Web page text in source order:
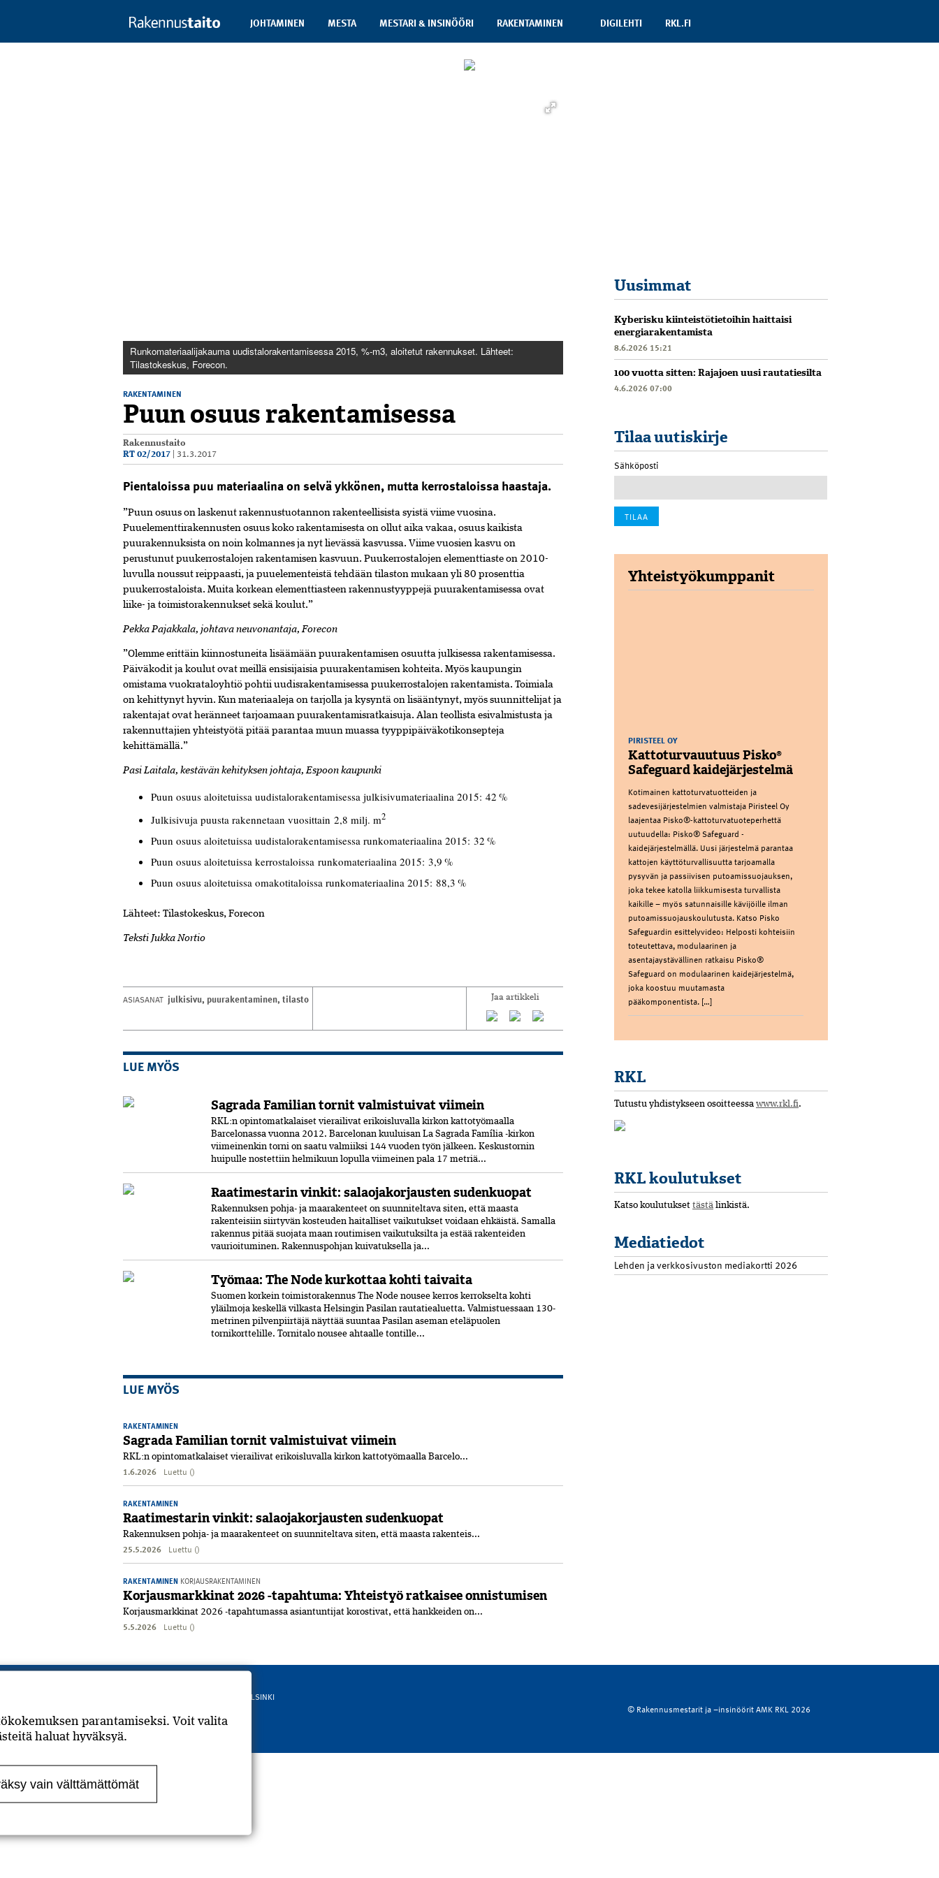
JOHTAMINEN MESTA MESTARI & INSINÖÖRI RAKENTAMINEN DIGILEHTI RKL.FI
Runkomateriaalijakauma uudistalorakentamisessa 2015, %-m3, aloitetut rakennukset. Lähteet:
Tilastokeskus, Forecon.
RAKENTAMINEN
Puun osuus rakentamisessa
Rakennustaito
RT 02/2017 |31.3.2017
Pientaloissa puu materiaalina on selvä ykkönen, mutta kerrostaloissa haastaja.
”Puun osuus on laskenut rakennustuotannon rakenteellisista syistä viime vuosina.
Puuelementtirakennusten osuus koko rakentamisesta on ollut aika vakaa, osuus kaikista
puurakennuksista on noin kolmannes ja nyt lievässä kasvussa. Viime vuosien kasvu on
perustunut puukerrostalojen rakentamisen kasvuun. Puukerrostalojen elementtiaste on 2010-
luvulla noussut reippaasti, ja puuelementeistä tehdään tilaston mukaan yli 80 prosenttia
puukerrostaloista. Muita korkean elementtiasteen rakennustyyppejä puurakentamisessa ovat
liike- ja toimistorakennukset sekä koulut.”
Pekka Pajakkala,johtava neuvonantaja, Forecon
”Olemme erittäin kiinnostuneita lisäämään puurakentamisen osuutta julkisessa rakentamisessa.
Päiväkodit ja koulut ovat meillä ensisijaisia puurakentamisen kohteita. Myös kaupungin
omistama vuokrataloyhtiö pohtii uudisrakentamisessa puukerrostalojen rakentamista. Toimiala
on kehittynyt hyvin. Kun materiaaleja on tarjolla ja kysyntä on lisääntynyt, myös suunnittelijat ja
rakentajat ovat heränneet tarjoamaan puurakentamisratkaisuja. Alan teollista esivalmistusta ja
rakennuttajien yhteistyötä pitää parantaa muun muassa tyyppipäiväkotikonsepteja
kehittämällä.”
Pasi Laitala, kestävän kehityksenjohtaja, Espoon kaupunki
Puun osuus aloitetuissa uudistalorakentamisessa julkisivumateriaalina 2015:42 %
Julkisivuja puusta rakennetaan vuosittain2,8 milj. m2
Puun osuus aloitetuissa uudistalorakentamisessa runkomateriaalina 2015:32 %
Puun osuus aloitetuissa kerrostaloissa runkomateriaalina 2015: 3,9 %
Puun osuus aloitetuissa omakotitaloissa runkomateriaalina 2015:88,3 %
Lähteet: Tilastokeskus, Forecon
Teksti Jukka Nortio
ASIASANAT julkisivu, puurakentaminen,tilasto Jaa artikkeli
LUE MYÖS
Sagrada Familian tornit valmistuivat viimein
RKL:n opintomatkalaiset vierailivat erikoisluvalla kirkon kattotyömaalla
Barcelonassa vuonna 2012. Barcelonan kuuluisan La Sagrada Família -kirkon
viimeinenkin torni on saatu valmiiksi­ 144 vuoden työn jälkeen. Keskustornin
huipulle nostettiin helmikuun lopulla viimeinen pala 17 metriä...
Raatimestarin vinkit: salaojakorjausten sudenkuopat
Rakennuksen pohja- ja maarakenteet on suunniteltava siten, että maasta
rakenteisiin siirtyvän kosteuden haitalliset vaikutukset voidaan ehkäistä. Samalla
rakennus pitää suojata maan routimisen vaikutuksilta ja estää rakenteiden
vaurioituminen. Rakennuspohjan kuivatuksella ja...
Työmaa: The Node kurkottaa kohti taivaita
Suomen korkein toimistorakennus The Node nousee kerros kerrokselta kohti
yläilmoja keskellä vilkasta Helsingin Pasilan rautatiealuetta. Valmistuessaan 130-
metrinen pilvenpiirtäjä näyttää suuntaa Pasilan aseman eteläpuolen
tornikorttelille. Tornitalo nousee ahtaalle tontille...
LUE MYÖS
RAKENTAMINEN
Sagrada Familian tornit valmistuivat viimein
RKL:n opintomatkalaiset vierailivat erikoisluvalla kirkon kattotyömaalla Barcelo...
1.6.2026 Luettu ()
RAKENTAMINEN
Raatimestarin vinkit: salaojakorjausten sudenkuopat
Rakennuksen pohja- ja maarakenteet on suunniteltava siten, että maasta rakenteis...
25.5.2026 Luettu ()
RAKENTAMINEN KORJAUSRAKENTAMINEN
Korjausmarkkinat 2026 -tapahtuma: Yhteistyö ratkaisee onnistumisen
Korjausmarkkinat 2026 -tapahtumassa asiantuntijat korostivat, että hankkeiden on...
5.5.2026 Luettu ()
Uusimmat
Kyberisku kiinteistötietoihin haittaisi
energiarakentamista
8.6.2026 15:21
100 vuotta sitten: Rajajoen uusi rautatiesilta
4.6.2026 07:00
Tilaa uutiskirje
Sähköposti
Yhteistyökumppanit
PIRISTEEL OY
Kattoturvauutuus Pisko®
Safeguard kaidejärjestelmä
Kotimainen kattoturvatuotteiden ja
sadevesijärjestelmien valmistaja Piristeel Oy
laajentaa Pisko®-kattoturvatuoteperhettä
uutuudella: Pisko® Safeguard -
kaidejärjestelmällä. Uusi järjestelmä parantaa
kattojen käyttöturvallisuutta tarjoamalla
pysyvän ja passiivisen putoamissuojauksen,
joka tekee katolla liikkumisesta turvallista
kaikille – myös satunnaisille kävijöille ilman
putoamissuojauskoulutusta. Katso Pisko
Safeguardin esittelyvideo: Helposti kohteisiin
toteutettava, modulaarinen ja
asentajaystävällinen ratkaisu Pisko®
Safeguard on modulaarinen kaidejärjestelmä,
joka koostuu muutamasta
pääkomponentista. […]
RKL
Tutustu yhdistykseen osoitteessa www.rkl.fi.
RKL koulutukset
Katso koulutukset tästä linkistä.
Mediatiedot
Lehden ja verkkosivuston mediakortti 2026
Rahakamarinportti 3 B, 00240 HELSINKI
Tarkemmat yhteystiedot Evästeet
© Rakennusmestarit ja –insinöörit AMK RKL 2026
parantamiseksi. Voit valita
haluat hyväksyä.
vain välttämättömät